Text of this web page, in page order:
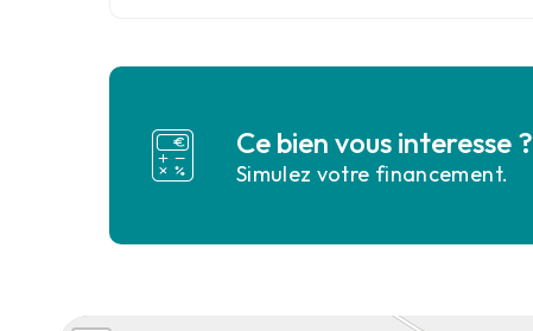
Ce bien vous interesse ?
Simulez votre financement.